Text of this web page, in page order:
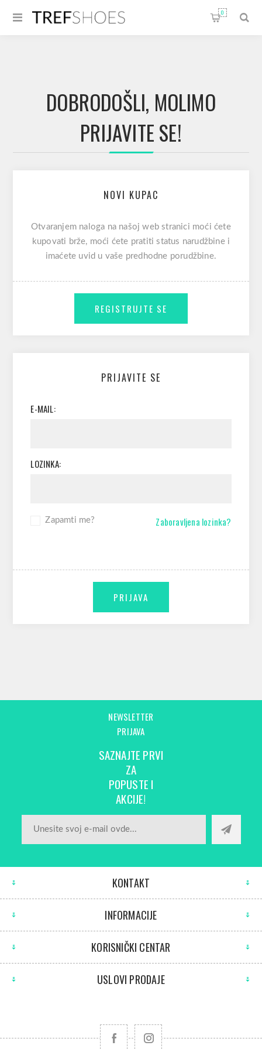
0
DOBRODOŠLI, MOLIMO
PRIJAVITE SE!
NOVI KUPAC
Otvaranjem naloga na našoj web stranici moći ćete
kupovati brže, moći ćete pratiti status narudžbine i
imaćete uvid u vaše predhodne porudžbine.
PRIJAVITE SE
E-MAIL:
LOZINKA:
Zapamti me? Zaboravljena lozinka?
NEWSLETTER
PRIJAVA
SAZNAJTE PRVI
ZA
POPUSTE I
AKCIJE!
KONTAKT
INFORMACIJE
KORISNIČKI CENTAR
USLOVI PRODAJE